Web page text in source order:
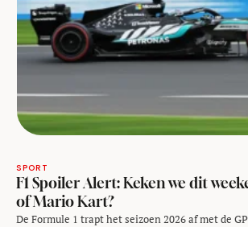
SPORT
F1 Spoiler Alert: Keken we dit
of Mario Kart?
De Formule 1 trapt het seizoen 2026 af met de